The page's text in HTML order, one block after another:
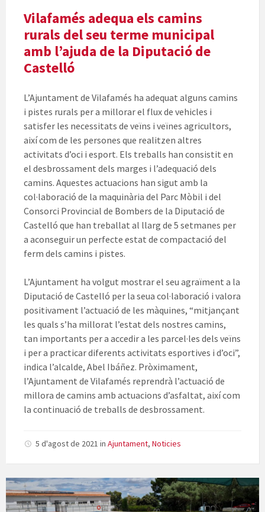
Vilafamés adequa els camins
rurals del seu terme municipal
amb l’ajuda de la Diputació de
Castelló
L’Ajuntament de Vilafamés ha adequat alguns camins
i pistes rurals per a millorar el flux de vehicles i
satisfer les necessitats de veïns i veïnes agricultors,
així com de les persones que realitzen altres
activitats d’oci i esport. Els treballs han consistit en
el desbrossament dels marges i l’adequació dels
camins. Aquestes actuacions han sigut amb la
col·laboració de la maquinària del Parc Mòbil i del
Consorci Provincial de Bombers de la Diputació de
Castelló que han treballat al llarg de 5 setmanes per
a aconseguir un perfecte estat de compactació del
ferm dels camins i pistes.
L’Ajuntament ha volgut mostrar el seu agraïment a la
Diputació de Castelló per la seua col·laboració i valora
positivament l’actuació de les màquines, “mitjançant
les quals s’ha millorat l’estat dels nostres camins,
tan importants per a accedir a les parcel·les dels veïns
i per a practicar diferents activitats esportives i d’oci”,
indica l’alcalde, Abel Ibáñez. Pròximament,
l’Ajuntament de Vilafamés reprendrà l’actuació de
millora de camins amb actuacions d’asfaltat, així com
la continuació de treballs de desbrossament.
5 d'agost de 2021 in Ajuntament, Noticies